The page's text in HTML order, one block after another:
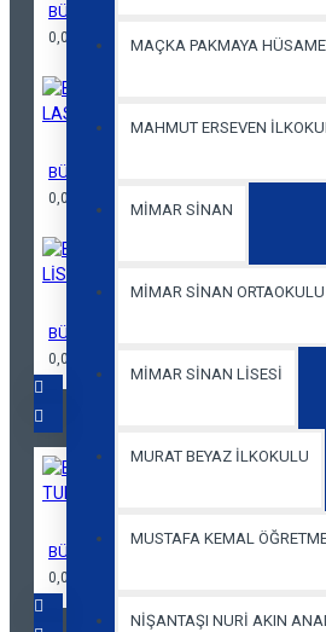
MAÇKA PAKMAYA
MAHMUT ERSEVEN
MİMAR SİNAN
MİMAR SİNAN ORTAOKULU
MİMAR SİNAN LİSESİ
MURAT BEYAZ İLKOKULU
MUSTAFA KEMAL
NİŞANTAŞI NURİ AKIN
BÜYÜK ESMA SULTAN ORTAOKULU
0,00 TL
BÜYÜK ESMA SULTAN ORTAOKULU
0,00 TL
BÜYÜK ESMA SULTAN ORTAOKULU
0,00 TL
BÜYÜK ESMA SULTAN ORTAOKULU
0,00 TL